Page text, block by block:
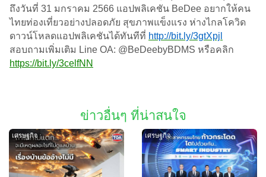
ถึงวันที่ 31 มกราคม 2566 แอปพลิเคชัน BeDee อยากให้คน
ไทยท่องเที่ยวอย่างปลอดภัย สุขภาพแข็งแรง ห่างไกลโควิด
ดาวน์โหลดแอปพลิเคชันได้ทันทีที่ http://bit.ly/3gtXpjl
สอบถามเพิ่มเติม Line OA: @BeDeebyBDMS หรือคลิก
https://bit.ly/3celfNN
ข่าวอื่นๆ ที่น่าสนใจ
เศรษฐกิจ เศรษฐกิจ